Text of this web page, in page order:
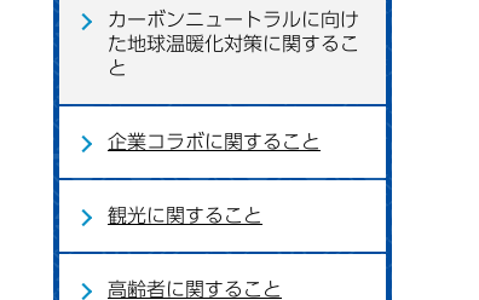
カーボンニュートラルに向け
た地球温暖化対策に関するこ
と
企業コラボに関すること
観光に関すること
高齢者に関すること